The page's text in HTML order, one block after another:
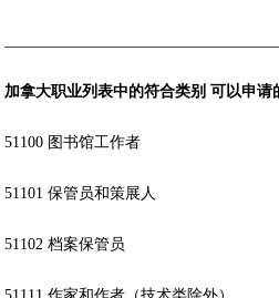
加拿大职业列表中的符合类别 可以申请
51100 图书馆工作者
51101 保管员和策展人
51102 档案保管员